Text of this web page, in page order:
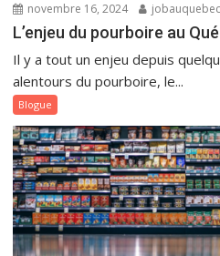
novembre 16, 2024 jobauquebec
L’enjeu du pourboire au
Il y a tout un enjeu depuis
alentours du pourboire, le...
Blogue